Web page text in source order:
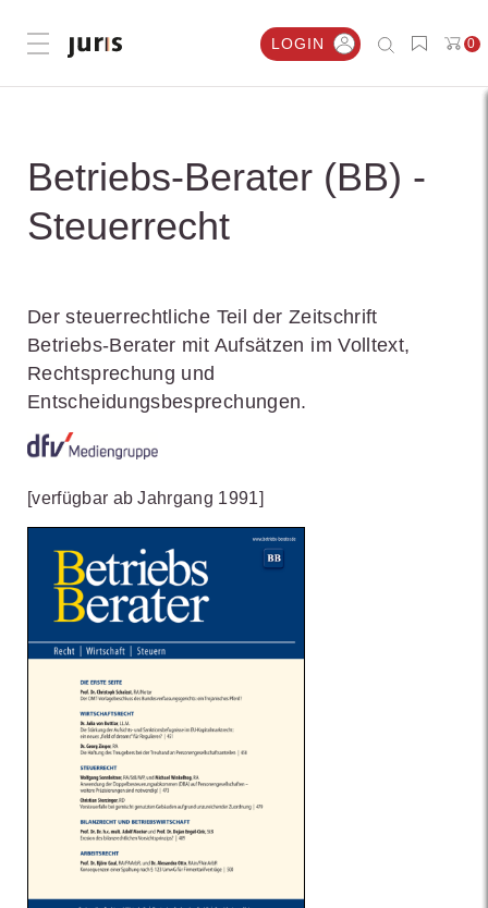
Menü öffnen LOGIN 0
Betriebs-Berater (BB) -
Steuerrecht
Der steuerrechtliche Teil der Zeitschrift
Betriebs-Berater mit Aufsätzen im Volltext,
Rechtsprechung und
Entscheidungsbesprechungen.
[verfügbar ab Jahrgang 1991]